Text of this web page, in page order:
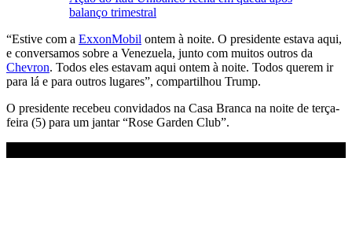
balanço trimestral
“Estive com a ExxonMobil ontem à noite. O presidente estava aqui,
e conversamos sobre a Venezuela, junto com muitos outros da
Chevron. Todos eles estavam aqui ontem à noite. Todos querem ir
para lá e para outros lugares”, compartilhou Trump.
O presidente recebeu convidados na Casa Branca na noite de terça-
feira (5) para um jantar “Rose Garden Club”.